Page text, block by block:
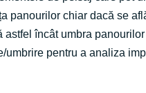
panourilor chiar dacă se
încât umbra
pentru a analiza